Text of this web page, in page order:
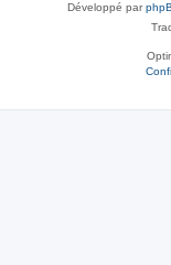
Développé par